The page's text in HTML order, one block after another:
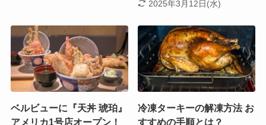
2025年3月12日(水)
ベルビューに『天丼 琥珀』
アメリカ1号店オープン！
冷凍ターキーの解凍方法 お
すすめの手順とは？